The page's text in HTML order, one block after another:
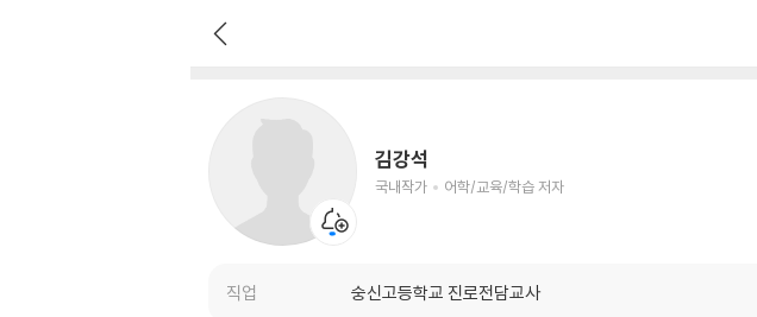
김강석
국내작가 어학/교육/학습 저자
직업 숭신고등학교 진로전담교사